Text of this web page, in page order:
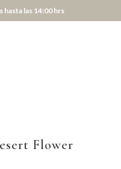
hasta las 14:00 hrs
Flower